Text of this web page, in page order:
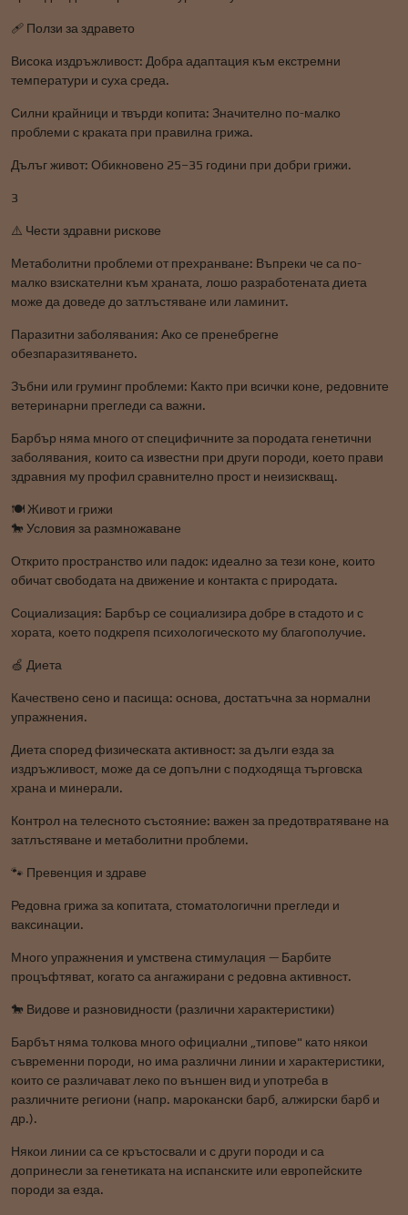
🩹 Ползи за здравето
Висока издръжливост: Добра адаптация към екстремни
температури и суха среда.
Силни крайници и твърди копита: Значително по-малко
проблеми с краката при правилна грижа.
Дълъг живот: Обикновено 25–35 години при добри грижи.
3
⚠️ Чести здравни рискове
Метаболитни проблеми от прехранване: Въпреки че са по-
малко взискателни към храната, лошо разработената диета
може да доведе до затлъстяване или ламинит.
Паразитни заболявания: Ако се пренебрегне
обезпаразитяването.
Зъбни или груминг проблеми: Както при всички коне, редовните
ветеринарни прегледи са важни.
Барбър няма много от специфичните за породата генетични
заболявания, които са известни при други породи, което прави
здравния му профил сравнително прост и неизискващ.
🍽️ Живот и грижи
🐎 Условия за размножаване
Открито пространство или падок: идеално за тези коне, които
обичат свободата на движение и контакта с природата.
Социализация: Барбър се социализира добре в стадото и с
хората, което подкрепя психологическото му благополучие.
🍏 Диета
Качествено сено и пасища: основа, достатъчна за нормални
упражнения.
Диета според физическата активност: за дълги езда за
издръжливост, може да се допълни с подходяща търговска
храна и минерали.
Контрол на телесното състояние: важен за предотвратяване на
затлъстяване и метаболитни проблеми.
🐾 Превенция и здраве
Редовна грижа за копитата, стоматологични прегледи и
ваксинации.
Много упражнения и умствена стимулация — Барбите
процъфтяват, когато са ангажирани с редовна активност.
🐎 Видове и разновидности (различни характеристики)
Барбът няма толкова много официални „типове" като някои
съвременни породи, но има различни линии и характеристики,
които се различават леко по външен вид и употреба в
различните региони (напр. марокански барб, алжирски барб и
др.).
Някои линии са се кръстосвали и с други породи и са
допринесли за генетиката на испанските или европейските
породи за езда.